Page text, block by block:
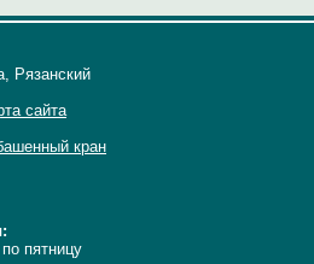
Рязанский
сайта
кран
пятницу